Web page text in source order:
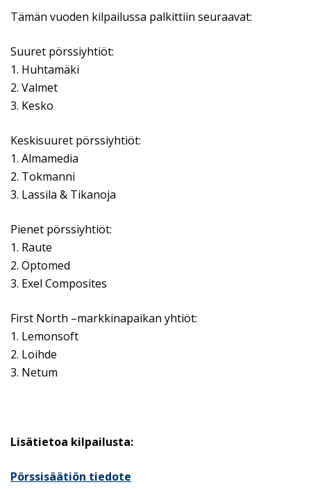
Tämän vuoden kilpailussa palkittiin seuraavat:
Suuret pörssiyhtiöt:
1. Huhtamäki
2. Valmet
3. Kesko
Keskisuuret pörssiyhtiöt:
1. Almamedia
2. Tokmanni
3. Lassila & Tikanoja
Pienet pörssiyhtiöt:
1. Raute
2. Optomed
3. Exel Composites
First North –markkinapaikan yhtiöt:
1. Lemonsoft
2. Loihde
3. Netum
Lisätietoa kilpailusta:
Pörssisäätiön tiedote